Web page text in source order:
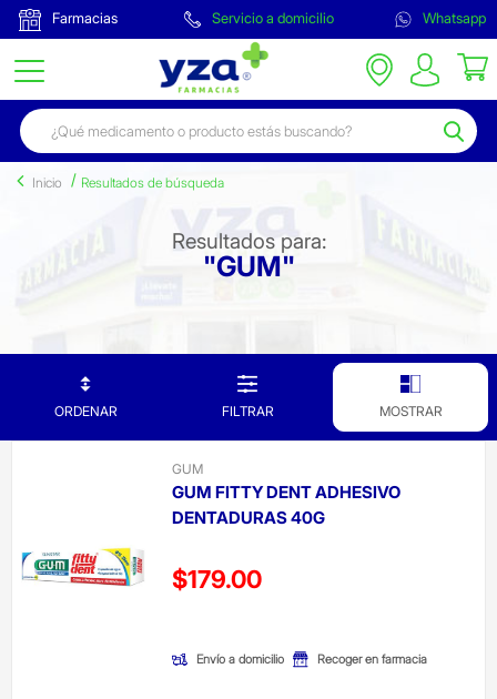
Farmacias Servicio a domicilio Whatsapp
Inicio Resultados de búsqueda
Resultados para:
"GUM"
ORDENAR FILTRAR MOSTRAR
GUM
GUM FITTY DENT ADHESIVO
DENTADURAS 40G
Precio reducido de
$179.00
Envío a domicilio Recoger en farmacia